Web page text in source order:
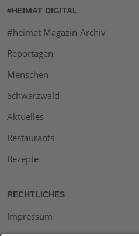
#HEIMAT DIGITAL
#heimat Magazin-Archiv
Reportagen
Menschen
Schwarzwald
Aktuelles
Restaurants
Rezepte
RECHTLICHES
Impressum